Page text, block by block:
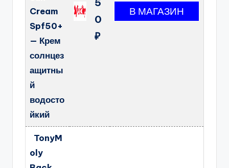
Cream
Spf50+
— Крем
солнцез
ащитны
й
водосто
йкий
0
₽
TonyM
oly